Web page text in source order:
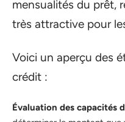
mensualités du prêt,
très attractive pour
Voici un aperçu des
crédit :
Évaluation des capacités